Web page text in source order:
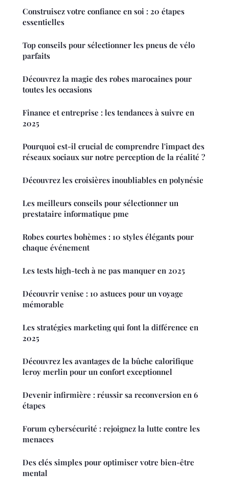
Construisez votre confiance en soi : 20 étapes
essentielles
Top conseils pour sélectionner les pneus de vélo
parfaits
Découvrez la magie des robes marocaines pour
toutes les occasions
Finance et entreprise : les tendances à suivre en
2025
Pourquoi est-il crucial de comprendre l'impact des
réseaux sociaux sur notre perception de la réalité ?
Découvrez les croisières inoubliables en polynésie
Les meilleurs conseils pour sélectionner un
prestataire informatique pme
Robes courtes bohèmes : 10 styles élégants pour
chaque événement
Les tests high-tech à ne pas manquer en 2025
Découvrir venise : 10 astuces pour un voyage
mémorable
Les stratégies marketing qui font la différence en
2025
Découvrez les avantages de la bûche calorifique
leroy merlin pour un confort exceptionnel
Devenir infirmière : réussir sa reconversion en 6
étapes
Forum cybersécurité : rejoignez la lutte contre les
menaces
Des clés simples pour optimiser votre bien-être
mental